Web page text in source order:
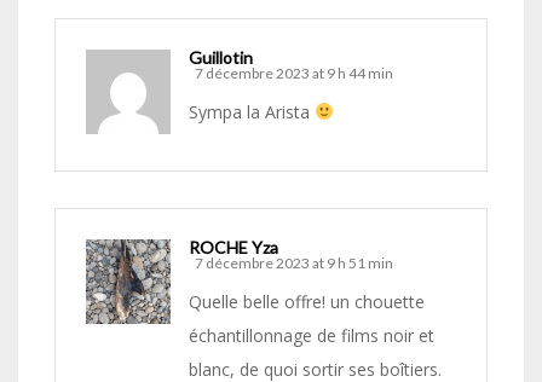
Guillotin
7 décembre 2023 at 9 h 44 min
Sympa la Arista
ROCHE Yza
7 décembre 2023 at 9 h 51 min
Quelle belle offre! un chouette
échantillonnage de films noir et
blanc, de quoi sortir ses boîtiers.